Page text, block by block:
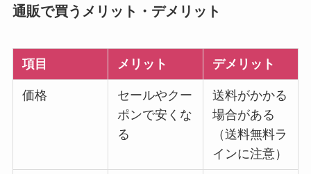
通販で買うメリット・デメリット
項目 メリット デメリット
価格
セールやクー
ポンで安くな
る
送料がかかる
場合がある
（送料無料ラ
インに注意）